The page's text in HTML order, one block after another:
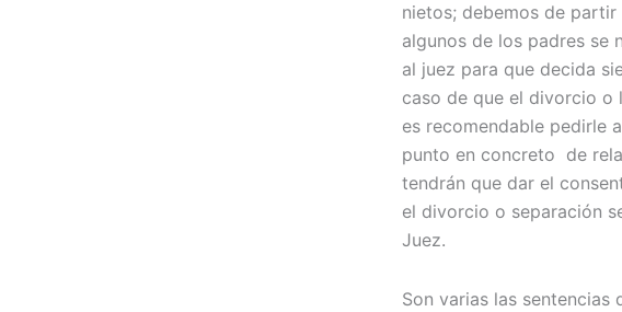
nietos; debemos de
algunos de los padres se
al juez para que decida
caso de que el divorcio o
es recomendable pedirle
punto en concreto de
tendrán que dar el
el divorcio o separación
Juez.
Son varias las sentencias